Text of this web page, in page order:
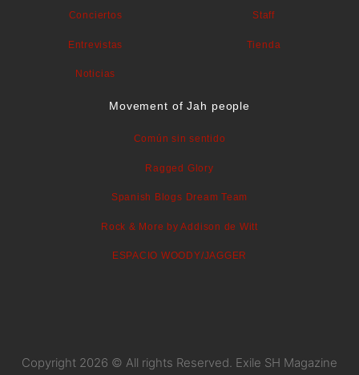
Conciertos
Entrevistas
Noticias
Staff
Tienda
Movement of Jah people
Común sin sentido
Ragged Glory
Spanish Blogs Dream Team
Rock & More by Addison de Witt
ESPACIO WOODY/JAGGER
Copyright 2026 © All rights Reserved. Exile SH Magazine